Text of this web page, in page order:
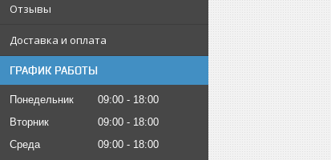
Отзывы
Доставка и оплата
ГРАФИК РАБОТЫ
Понедельник 09:00
18:00
Вторник
09:00
18:00
Среда
09:00
18:00